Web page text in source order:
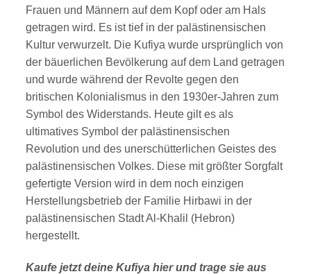
Frauen und Männern auf dem Kopf oder am Hals
getragen wird. Es ist tief in der palästinensischen
Kultur verwurzelt. Die Kufiya wurde ursprünglich von
der bäuerlichen Bevölkerung auf dem Land getragen
und wurde während der Revolte gegen den
britischen Kolonialismus in den 1930er-Jahren zum
Symbol des Widerstands. Heute gilt es als
ultimatives Symbol der palästinensischen
Revolution und des unerschütterlichen Geistes des
palästinensischen Volkes. Diese mit größter Sorgfalt
gefertigte Version wird in dem noch einzigen
Herstellungsbetrieb der Familie Hirbawi in der
palästinensischen Stadt Al-Khalil (Hebron)
hergestellt.
Kaufe jetzt deine Kufiya hier und trage sie aus